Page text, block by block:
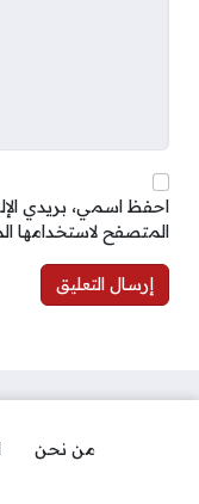
احفظ اسمي، بريدي
المتصفح لاستخدامها
من نحن